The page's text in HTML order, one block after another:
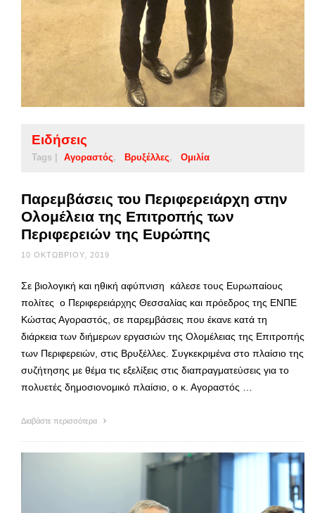
Ειδήσεις
Tags | Αγοραστός Βρυξέλλες Ομιλία
Παρεμβάσεις του Περιφερειάρχη στην
Ολομέλεια της Επιτροπής των
Περιφερειών της Ευρώπης
10 ΟΚΤΩΒΡΊΟΥ, 2019
Σε βιολογική και ηθική αφύπνιση κάλεσε τους Ευρωπαίους
πολίτες ο Περιφερειάρχης Θεσσαλίας και πρόεδρος της ΕΝΠΕ
Κώστας Αγοραστός, σε παρεμβάσεις που έκανε κατά τη
διάρκεια των διήμερων εργασιών της Ολομέλειας της Επιτροπής
των Περιφερειών, στις Βρυξέλλες. Συγκεκριμένα στο πλαίσιο της
συζήτησης με θέμα τις εξελίξεις στις διαπραγματεύσεις για το
πολυετές δημοσιονομικό πλαίσιο, ο κ. Αγοραστός …
Διαβάστε περισσότερα